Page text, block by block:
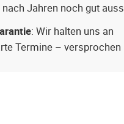
Jahren noch gut
: Wir halten uns an
Termine – versprochen